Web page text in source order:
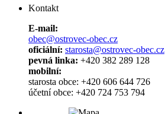
Kontakt
E-mail:
obec@ostrovec-obec.cz
oficiální: starosta@ostrovec-obec.cz
pevná linka: +420 382 289 128
mobilní:
starosta obce: +420 606 644 726
účetní obce: +420 724 753 794